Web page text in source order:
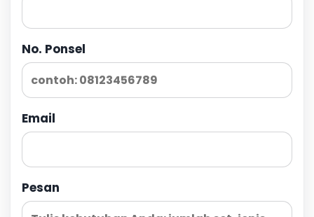
No. Ponsel
Email
Pesan